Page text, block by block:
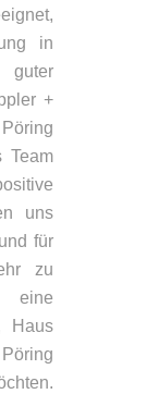
in
guter
+
Team
uns
für
zu
eine
Haus